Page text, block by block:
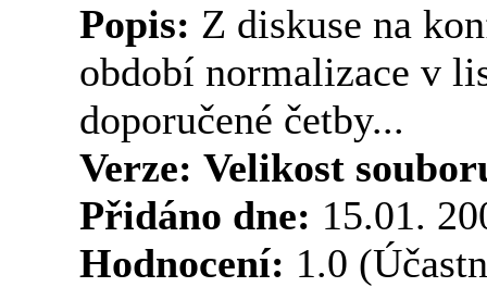
Popis: Z diskuse na
období normalizace v
doporučené četby...
Verze: Velikost
Přidáno dne: 15.01.
Hodnocení: 1.0